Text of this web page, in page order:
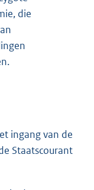
die
ingang van de
Staatscourant